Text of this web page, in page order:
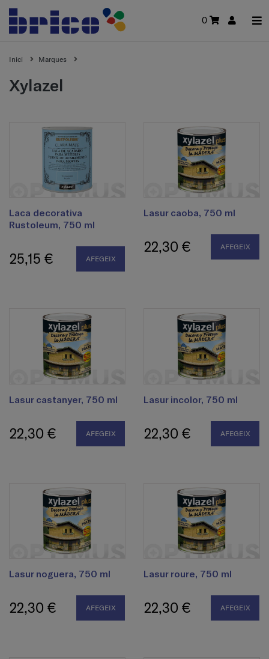
0
Inici Marques
xylazel
Laca decorativa
Rustoleum, 750 ml
25,15 € AFEGEIX
Lasur caoba, 750 ml
22,30 € AFEGEIX
Lasur castanyer, 750 ml
22,30 € AFEGEIX
Lasur incolor, 750 ml
22,30 € AFEGEIX
Lasur noguera, 750 ml
22,30 € AFEGEIX
Lasur roure, 750 ml
22,30 € AFEGEIX